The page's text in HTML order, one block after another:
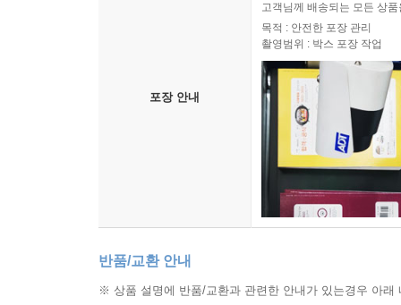
포장 안내
고객님께 배송되는 모든 상
목적 : 안전한 포장 관리
촬영범위 : 박스 포장 작업
반품/교환 안내
※ 상품 설명에 반품/교환과 관련한 안내가 있는경우 아